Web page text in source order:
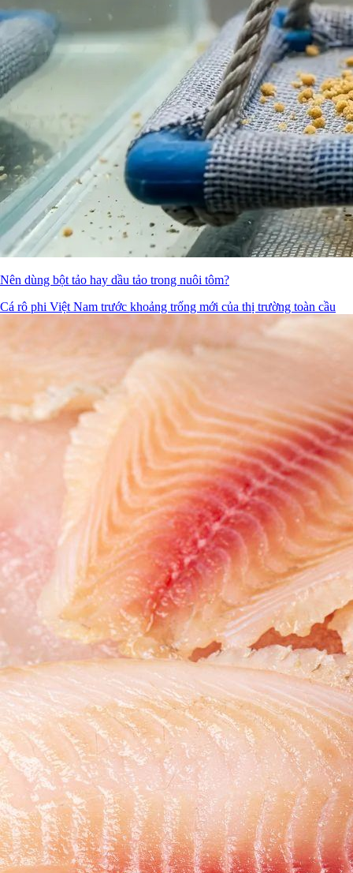
Nên dùng bột tảo hay dầu tảo trong nuôi tôm?
Cá rô phi Việt Nam trước khoảng trống mới của thị trường toàn cầu